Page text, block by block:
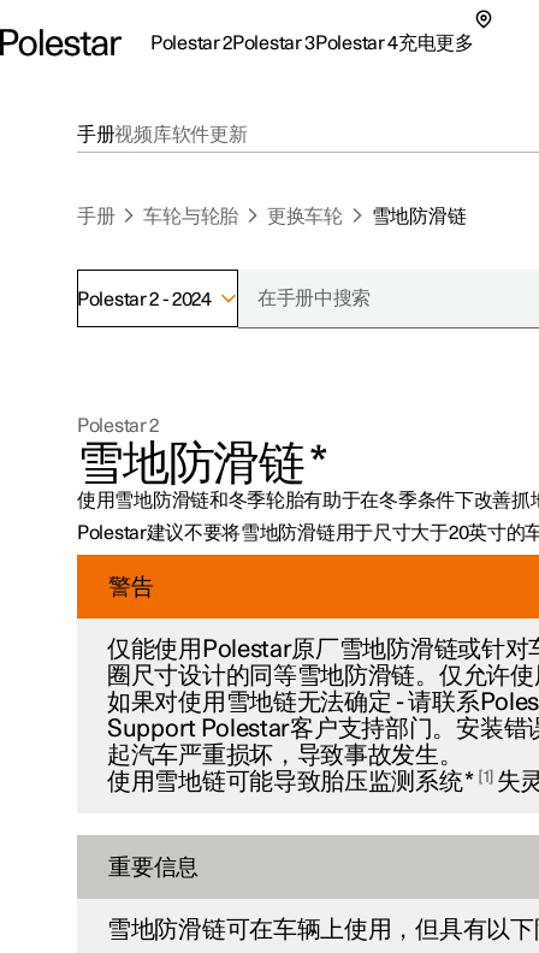
Polestar 2Polestar 3Polestar 4充电更多
联系我们
极星官方二手车
探索Polestar 3
联系我们
公共充电
家庭充电
车主服务
注册新闻
（在新窗
手册视频库软件更新
手册 车轮与轮胎 更换车轮 雪地防滑链
Polestar 2 - 2024
Polestar 2
雪地防滑链*
使用雪地防滑链和冬季轮胎有助于在冬季条件下改善抓
Polestar建议不要将雪地防滑链用于尺寸大于20英寸的
警告
仅能使用Polestar原厂雪地防滑链或针对
圈尺寸设计的同等雪地防滑链。仅允许使
如果对使用雪地链无法确定 - 请联系
Support Polestar客户支持部门。安装错
起汽车严重损坏，导致事故发生。
使用雪地链可能导致胎压监测系统* 1 失
重要信息
雪地防滑链可在车辆上使用，但具有以